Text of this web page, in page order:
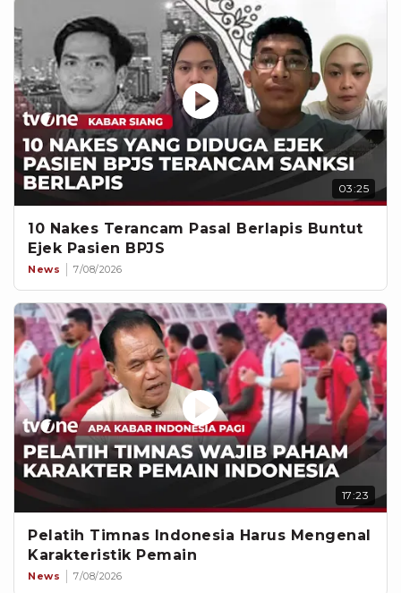
03:25
10 Nakes Terancam Pasal Berlapis Buntut
Ejek Pasien BPJS
News 7/08/2026
17:23
Pelatih Timnas Indonesia Harus Mengenal
Karakteristik Pemain
News 7/08/2026